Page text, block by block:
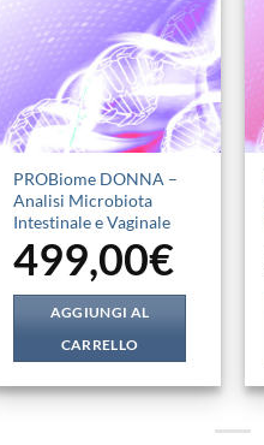
PROBiome DONNA –
Analisi Microbiota
Intestinale e Vaginale
499,00€
AGGIUNGI AL
CARRELLO